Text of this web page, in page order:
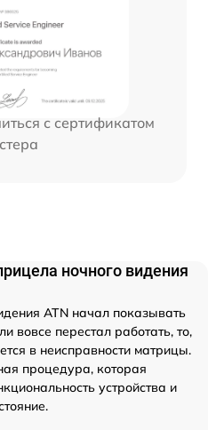
с сертификатом
ночного видения
ATN начал показывать
вовсе перестал работать, то,
в неисправности матрицы.
процедура, которая
устройства и